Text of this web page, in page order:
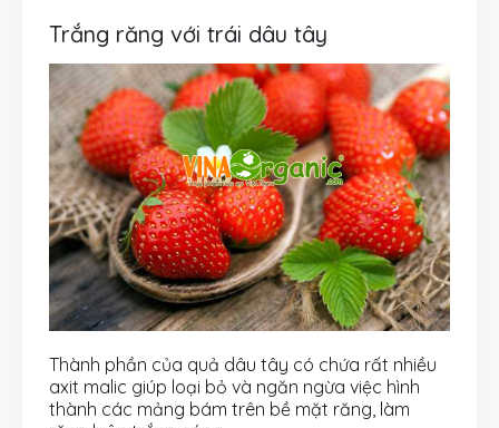
Trắng răng với trái dâu tây
Thành phần của quả dâu tây có chứa rất nhiều
axit malic giúp loại bỏ và ngăn ngừa việc hình
thành các mảng bám trên bề mặt răng, làm